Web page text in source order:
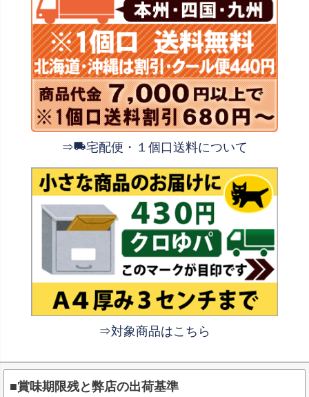
⇒ 宅配便・１個口送料について
⇒対象商品はこちら
■賞味期限残と弊店の出荷基準